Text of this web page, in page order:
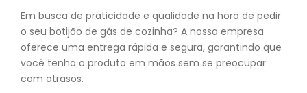
Em busca de praticidade e qualidade na hora de pedir
o seu botijão de gás de cozinha? A nossa empresa
oferece uma entrega rápida e segura, garantindo que
você tenha o produto em mãos sem se preocupar
com atrasos.